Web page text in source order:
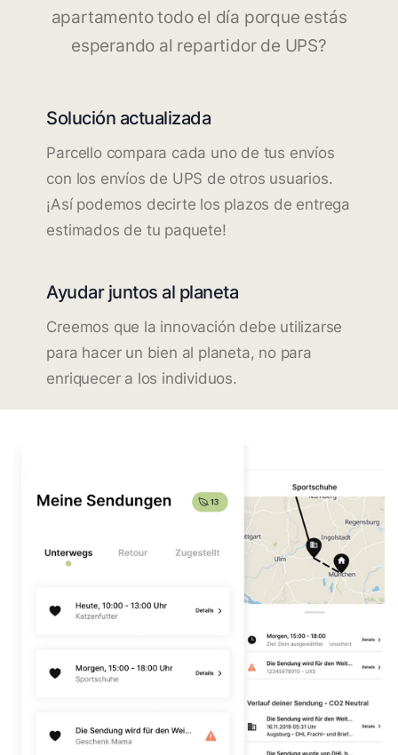
apartamento todo el día porque estás
esperando al repartidor de UPS?
Solución actualizada
Parcello compara cada uno de tus envíos
con los envíos de UPS de otros usuarios.
¡Así podemos decirte los plazos de entrega
estimados de tu paquete!
Ayudar juntos al planeta
Creemos que la innovación debe utilizarse
para hacer un bien al planeta, no para
enriquecer a los individuos.